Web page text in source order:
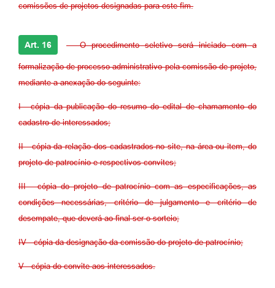
comissões de projetos designadas para este fim.
Art. 16 - O procedimento seletivo será iniciado com a
formalização de processo administrativo pela comissão de projeto,
mediante a anexação do seguinte:
I - cópia da publicação do resumo do edital de chamamento do
cadastro de interessados;
II - cópia da relação dos cadastrados no site, na área ou item, do
projeto de patrocínio e respectivos convites;
III - cópia do projeto de patrocínio com as especificações, as
condições necessárias, critério de julgamento e critério de
desempate, que deverá ao final ser o sorteio;
IV - cópia da designação da comissão do projeto de patrocínio;
V - cópia do convite aos interessados.